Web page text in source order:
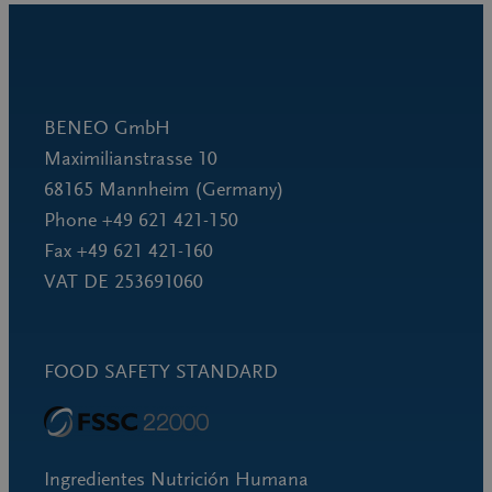
BENEO GmbH
Maximilianstrasse 10
68165 Mannheim (Germany)
Phone +49 621 421-150
Fax +49 621 421-160
VAT DE 253691060
FOOD SAFETY STANDARD
Ingredientes Nutrición Humana